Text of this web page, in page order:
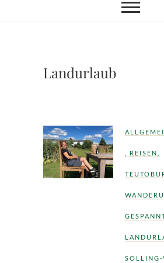
Landurlaub
REISEN
SOLLING-